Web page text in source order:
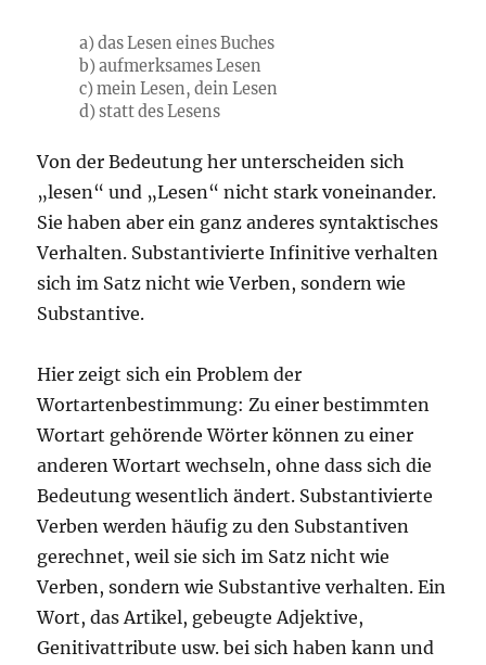
a) das Lesen eines Buches
b) aufmerksames Lesen
c) mein Lesen, dein Lesen
d) statt des Lesens
Von der Bedeutung her unterscheiden sich
„lesen“ und „Lesen“ nicht stark voneinander.
Sie haben aber ein ganz anderes syntaktisches
Verhalten. Substantivierte Infinitive verhalten
sich im Satz nicht wie Verben, sondern wie
Substantive.
Hier zeigt sich ein Problem der
Wortartenbestimmung: Zu einer bestimmten
Wortart gehörende Wörter können zu einer
anderen Wortart wechseln, ohne dass sich die
Bedeutung wesentlich ändert. Substantivierte
Verben werden häufig zu den Substantiven
gerechnet, weil sie sich im Satz nicht wie
Verben, sondern wie Substantive verhalten. Ein
Wort, das Artikel, gebeugte Adjektive,
Genitivattribute usw. bei sich haben kann und